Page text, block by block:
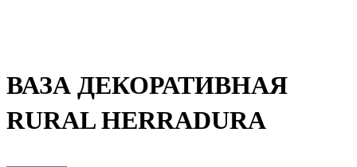
ВАЗА ДЕКОРАТИВНАЯ
RURAL HERRADURA